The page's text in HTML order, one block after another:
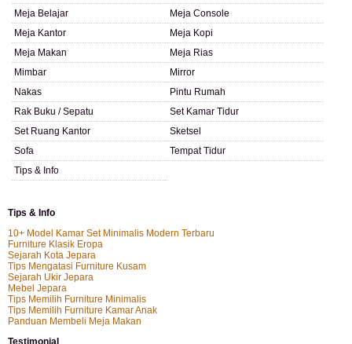
Meja Belajar
Meja Console
Meja Kantor
Meja Kopi
Meja Makan
Meja Rias
Mimbar
Mirror
Nakas
Pintu Rumah
Rak Buku / Sepatu
Set Kamar Tidur
Set Ruang Kantor
Sketsel
Sofa
Tempat Tidur
Tips & Info
Tips & Info
10+ Model Kamar Set Minimalis Modern Terbaru
Furniture Klasik Eropa
Sejarah Kota Jepara
Tips Mengatasi Furniture Kusam
Sejarah Ukir Jepara
Mebel Jepara
Tips Memilih Furniture Minimalis
Tips Memilih Furniture Kamar Anak
Panduan Membeli Meja Makan
Testimonial